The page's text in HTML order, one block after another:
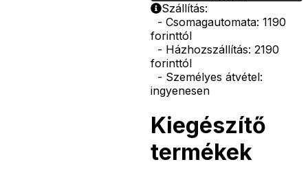
Szállítás:
- Csomagautomata: 1190
forinttól
- Házhozszállítás: 2190
forinttól
- Személyes átvétel:
ingyenesen
Kiegészítő
termékek